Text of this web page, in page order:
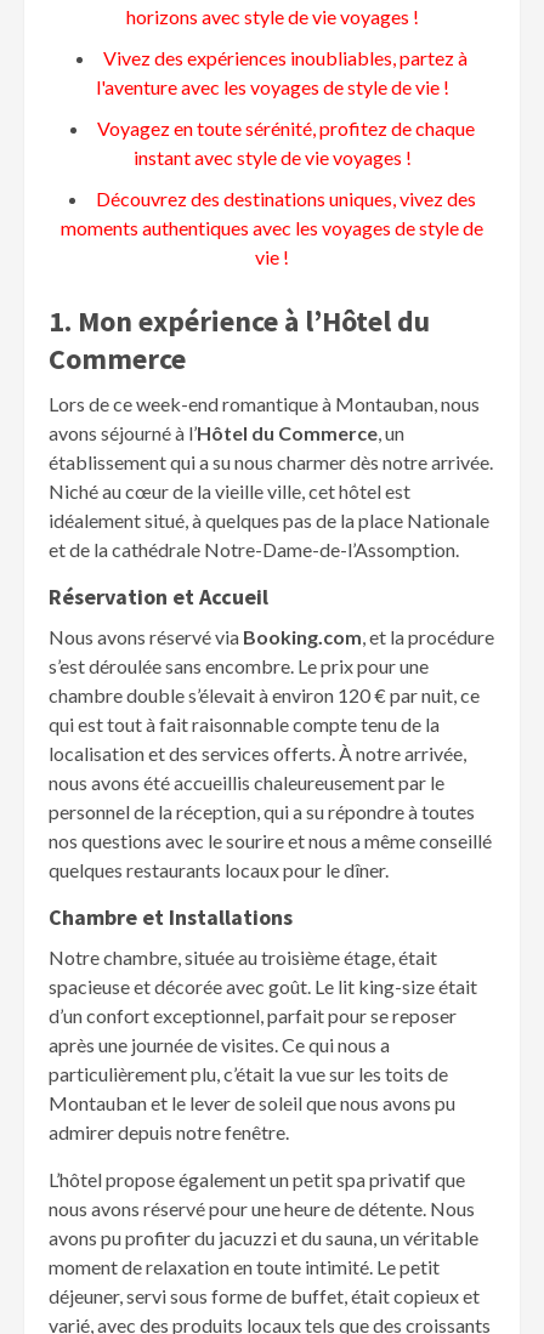
horizons avec style de vie voyages !
Vivez des expériences inoubliables, partez à
l'aventure avec les voyages de style de vie !
Voyagez en toute sérénité, profitez de chaque
instant avec style de vie voyages !
Découvrez des destinations uniques, vivez des
moments authentiques avec les voyages de style de
vie !
1. Mon expérience à l’Hôtel du
Commerce
Lors de ce week-end romantique à Montauban, nous
avons séjourné à l’Hôtel du Commerce, un
établissement qui a su nous charmer dès notre arrivée.
Niché au cœur de la vieille ville, cet hôtel est
idéalement situé, à quelques pas de la place Nationale
et de la cathédrale Notre-Dame-de-l’Assomption.
Réservation et Accueil
Nous avons réservé via Booking.com, et la procédure
s’est déroulée sans encombre. Le prix pour une
chambre double s’élevait à environ 120 € par nuit, ce
qui est tout à fait raisonnable compte tenu de la
localisation et des services offerts. À notre arrivée,
nous avons été accueillis chaleureusement par le
personnel de la réception, qui a su répondre à toutes
nos questions avec le sourire et nous a même conseillé
quelques restaurants locaux pour le dîner.
Chambre et Installations
Notre chambre, située au troisième étage, était
spacieuse et décorée avec goût. Le lit king-size était
d’un confort exceptionnel, parfait pour se reposer
après une journée de visites. Ce qui nous a
particulièrement plu, c’était la vue sur les toits de
Montauban et le lever de soleil que nous avons pu
admirer depuis notre fenêtre.
L’hôtel propose également un petit spa privatif que
nous avons réservé pour une heure de détente. Nous
avons pu profiter du jacuzzi et du sauna, un véritable
moment de relaxation en toute intimité. Le petit
déjeuner, servi sous forme de buffet, était copieux et
varié, avec des produits locaux tels que des croissants